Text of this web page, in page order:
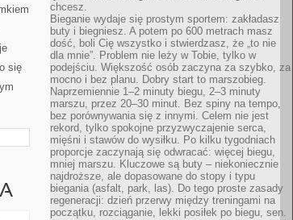
się
chcesz.
Bieganie wydaje się prostym sportem: zakładasz
buty i biegniesz. A potem po 600 metrach masz
dość, boli Cię wszystko i stwierdzasz, że „to nie
dla mnie”. Problem nie leży w Tobie, tylko w
podejściu. Większość osób zaczyna za szybko, za
mocno i bez planu. Dobry start to marszobieg.
Naprzemiennie 1–2 minuty biegu, 2–3 minuty
marszu, przez 20–30 minut. Bez spiny na tempo,
bez porównywania się z innymi. Celem nie jest
rekord, tylko spokojne przyzwyczajenie serca,
mięśni i stawów do wysiłku. Po kilku tygodniach
proporcje zaczynają się odwracać: więcej biegu,
mniej marszu. Kluczowe są buty – niekoniecznie
najdroższe, ale dopasowane do stopy i typu
biegania (asfalt, park, las). Do tego proste zasady
regeneracji: dzień przerwy między treningami na
początku, rozciąganie, lekki posiłek po biegu, sen.